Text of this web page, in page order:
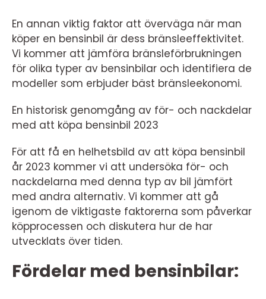
En annan viktig faktor att överväga när man
köper en bensinbil är dess bränsleeffektivitet.
Vi kommer att jämföra bränsleförbrukningen
för olika typer av bensinbilar och identifiera de
modeller som erbjuder bäst bränsleekonomi.
En historisk genomgång av för- och nackdelar
med att köpa bensinbil 2023
För att få en helhetsbild av att köpa bensinbil
år 2023 kommer vi att undersöka för- och
nackdelarna med denna typ av bil jämfört
med andra alternativ. Vi kommer att gå
igenom de viktigaste faktorerna som påverkar
köpprocessen och diskutera hur de har
utvecklats över tiden.
Fördelar med bensinbilar: